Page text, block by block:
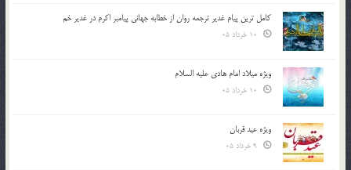
کامل ترین پیام غدیر ترجمه روان از خطابه جهانی پیامبر اکرم در غدیر خم
ویژه میلاد امام هادی علیه السلام
ویژه عید قربان